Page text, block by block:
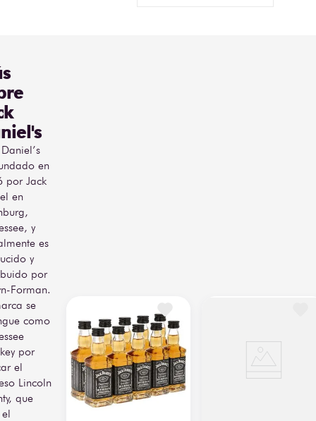
en
por Jack
en
y
es
y
por
Forman.
se
como
por
el
Lincoln
que